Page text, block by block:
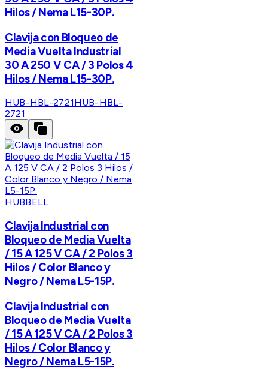
Hilos / Nema L15-30P.
Clavija con Bloqueo de
Media Vuelta Industrial
30 A 250 V CA / 3 Polos 4
Hilos / Nema L15-30P.
HUB-HBL-2721HUB-HBL-
2721
HUBBELL
Clavija Industrial con
Bloqueo de Media Vuelta
/ 15 A 125 V CA / 2 Polos 3
Hilos / Color Blanco y
Negro / Nema L5-15P.
Clavija Industrial con
Bloqueo de Media Vuelta
/ 15 A 125 V CA / 2 Polos 3
Hilos / Color Blanco y
Negro / Nema L5-15P.